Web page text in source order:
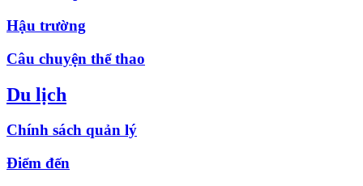
Hậu trường
Câu chuyện thể thao
Du lịch
Chính sách quản lý
Điểm đến